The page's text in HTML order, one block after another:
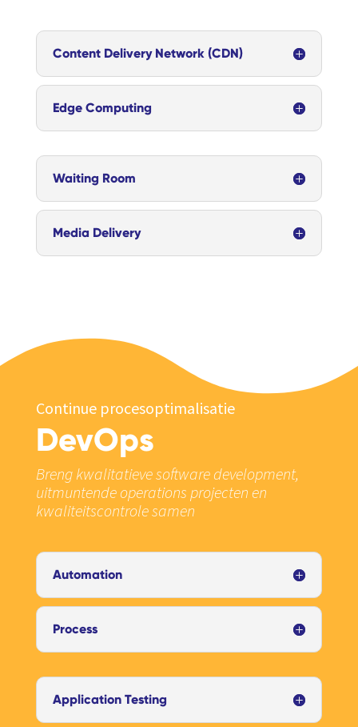
Content Delivery Network (CDN)
Edge Computing
Waiting Room
Media Delivery
Continue procesoptimalisatie
DevOps
Breng kwalitatieve software development,
uitmuntende operations projecten en
kwaliteitscontrole samen
Automation
Process
Application Testing